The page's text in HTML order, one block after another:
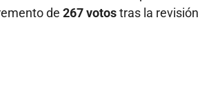
de 267 votostras la revisión